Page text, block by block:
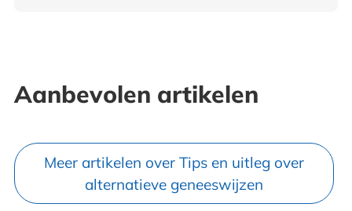
Aanbevolen artikelen
Meer artikelen over Tips en uitleg over
alternatieve geneeswijzen